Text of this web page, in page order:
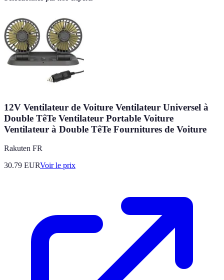
12V Ventilateur de Voiture Ventilateur Universel à
Double TêTe Ventilateur Portable Voiture
Ventilateur à Double TêTe Fournitures de Voiture
Rakuten FR
30.79 EURVoir le prix